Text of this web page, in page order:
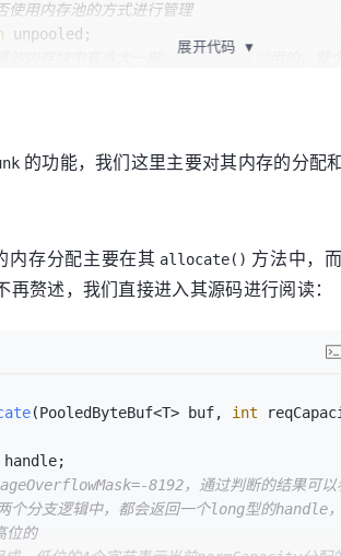
用内存池的方式进行管理
内存块中有多大一部分是用于站位使用的，整
内存池的二叉树的各个节点的内存使用情况，
节点
而总节点数为4095。在进行内存分配时，会
右
为12，
用在于通过目标索引位置值找到其在整棵树中
代表了二叉树的一个叶节点，也就是
对其进行封装
PoolSubpage<T>[] subpages;
展开代码 ▼
的功能，我们这里主要对其内存的分配
内存分配主要在其 allocate() 方法中，
再赘述，我们直接进入其源码进行阅读：
(PooledByteBuf<T> buf, int
handle;
8192，通过判断的结果可以
分支逻辑中，都会返回一个long型的handle
位的